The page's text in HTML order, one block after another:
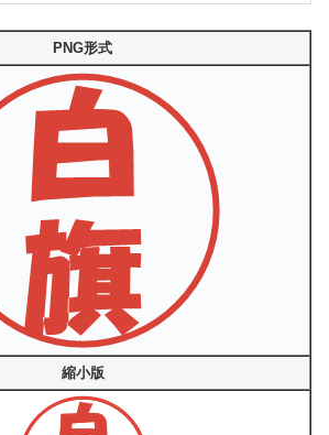
PNG形式
縮小版